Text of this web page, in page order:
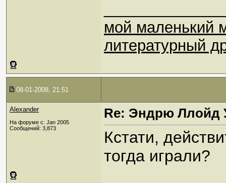
мой маленький
литературный
08-01-2008, 21:51
Alexander
На форуме с: Jan 2005
Сообщений: 3,873
Re: Эндрю Ллойд
Кстати,
тогда играли?